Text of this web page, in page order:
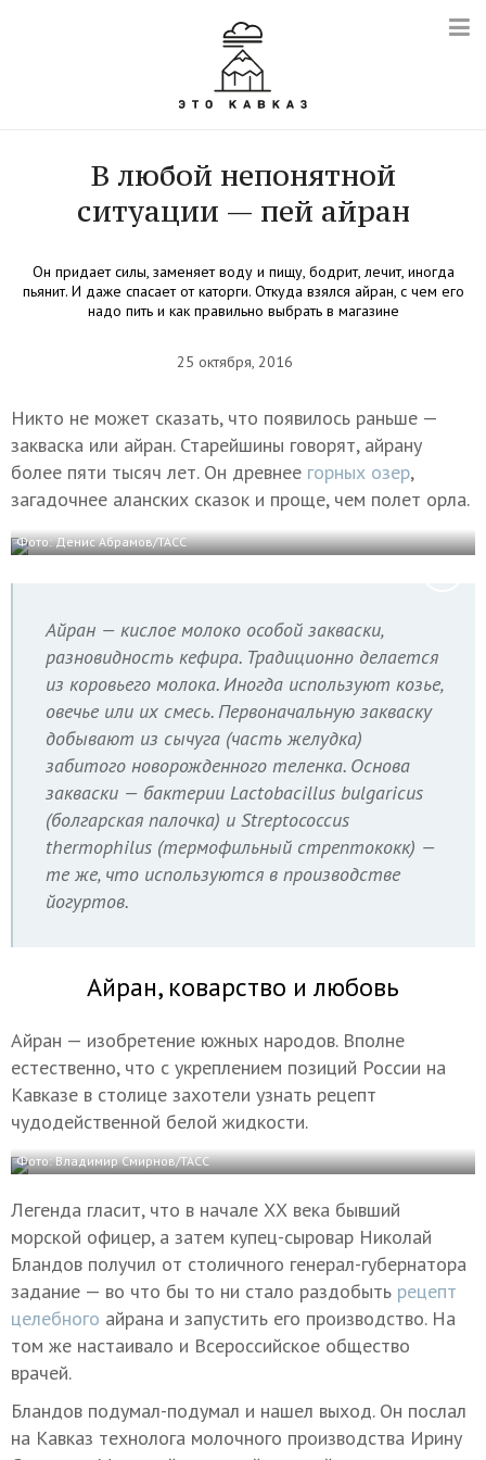
В любой непонятной
ситуации — пей айран
Он придает силы, заменяет воду и пищу, бодрит, лечит, иногда
пьянит. И даже спасает от каторги. Откуда взялся айран, с чем его
надо пить и как правильно выбрать в магазине
25 октября, 2016
Никто не может сказать, что появилось раньше —
закваска или айран. Старейшины говорят, айрану
более пяти тысяч лет. Он древнее горных озер,
загадочнее аланских сказок и проще, чем полет орла.
Фото: Денис Абрамов/ТАСС
Айран — кислое молоко особой закваски,
разновидность кефира. Традиционно делается
из коровьего молока. Иногда используют козье,
овечье или их смесь. Первоначальную закваску
добывают из сычуга (часть желудка)
забитого новорожденного теленка. Основа
закваски — бактерии Lactobacillus bulgaricus
(болгарская палочка) и Streptococcus
thermophilus (термофильный стрептококк) —
те же, что используются в производстве
йогуртов.
Айран, коварство и любовь
Айран — изобретение южных народов. Вполне
естественно, что с укреплением позиций России на
Кавказе в столице захотели узнать рецепт
чудодейственной белой жидкости.
Фото: Владимир Смирнов/ТАСС
Легенда гласит, что в начале ХХ века бывший
морской офицер, а затем купец-сыровар Николай
Бландов получил от столичного генерал-губернатора
задание — во что бы то ни стало раздобыть рецепт
целебного айрана и запустить его производство. На
том же настаивало и Всероссийское общество
врачей.
Бландов подумал-подумал и нашел выход. Он послал
на Кавказ технолога молочного производства Ирину